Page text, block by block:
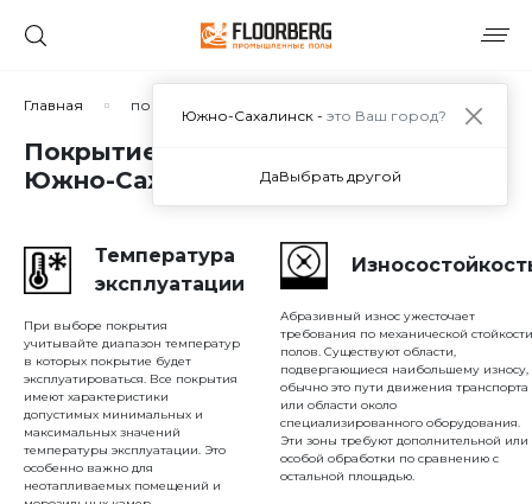
Главная покрытие в торговых центрах
Покрытие в торговых центрах в
Южно-Сахалинске
Температура
эксплуатации
При выборе покрытия
учитывайте диапазон температур
в которых покрытие будет
эксплуатироваться. Все покрытия
имеют характеристики
допустимых минимальных и
максимальных значений
температуры эксплуатации. Это
особенно важно для
неотапливаемых помещений и
Абразивный износ ужесточает
требования по механической стойкости
полов. Существуют области,
подвергающиеся наибольшему износу,
обычно это пути движения транспорта
или области около
специализированного оборудования.
Эти зоны требуют дополнительной или
особой обработки по сравнению с
остальной площадью.
Южно-Сахалинск - это Ваш город?
ДаВыбрать другой